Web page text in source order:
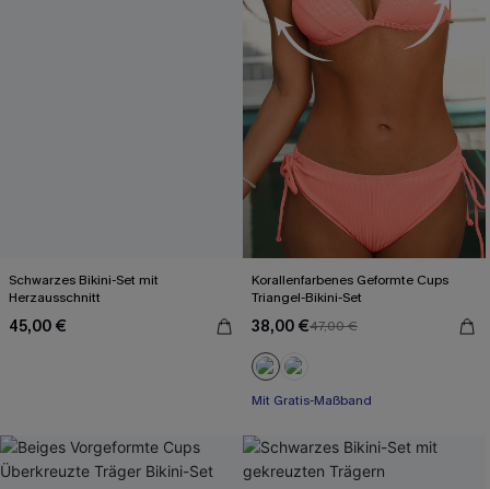
Schwarzes Bikini-Set mit
Herzausschnitt
45,00 €
Korallenfarbenes Geformte Cups
Triangel-Bikini-Set
38,00 €47,00 €
Mit Gratis-Maßband